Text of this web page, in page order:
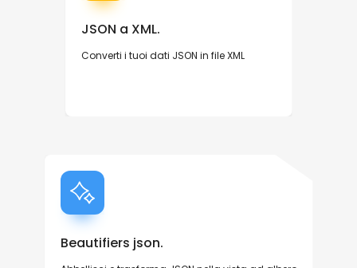
JSON a XML.
Converti i tuoi dati JSON in file XML
Beautifiers json.